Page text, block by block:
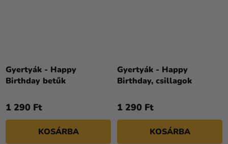
Gyertyák - Happy
Birthday betűk
1 290 Ft
KOSÁRBA
Gyertyák - Happy
Birthday, csillagok
1 290 Ft
KOSÁRBA